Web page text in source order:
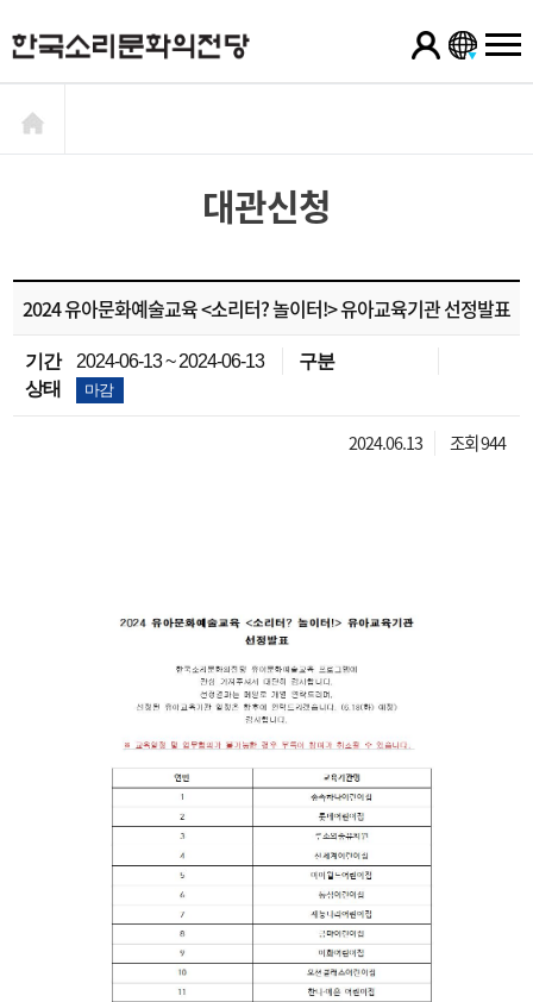
대관신청
2024 유아문화예술교육 <소리터? 놀이터!> 유아교육기관 선정발표
기간 2024-06-13 ~ 2024-06-13
구분
상태
마감
2024.06.13 조회 944